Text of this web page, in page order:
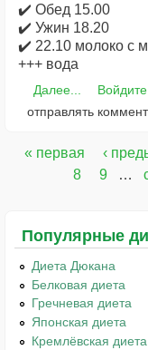
✔️ Обед 15.00
✔️ Ужин 18.20
✔️ 22.10 молоко с
+++ вода
Далее... Войдите
отправлять
Страницы
« первая ‹
8
9 …
Популярные
Диета Дюкана
Белковая диета
Гречневая диета
Японская диета
Кремлёвская диета